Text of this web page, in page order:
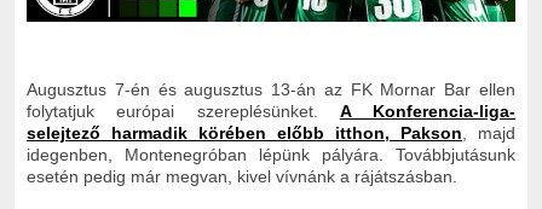
Augusztus 7-én és augusztus 13-án az FK Mornar Bar ellen
folytatjuk európai szereplésünket. A Konferencia-liga-
selejtező harmadik körében előbb itthon, Pakson, majd
idegenben, Montenegróban lépünk pályára. Továbbjutásunk
esetén pedig már megvan, kivel vívnánk a rájátszásban.